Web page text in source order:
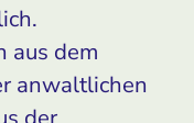
aus dem
anwaltlichen